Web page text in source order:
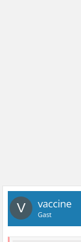
V vaccine
Gast